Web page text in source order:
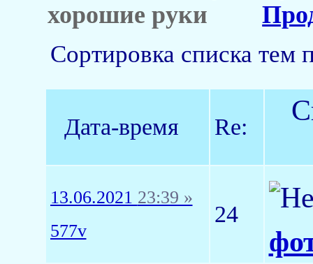
хорошие руки
Сортировка списка тем
Дата-время Re:
13.06.2021 23:39 »
577v
24